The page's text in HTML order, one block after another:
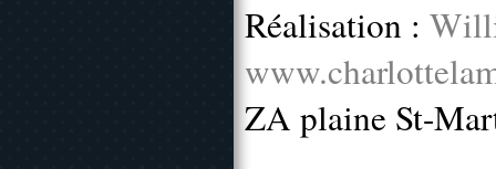
Réalisation :
ZA plaine St-